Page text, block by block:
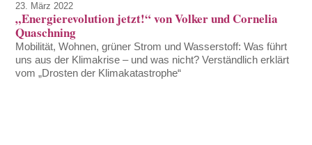
23. März 2022
„Energierevolution jetzt!“ von Volker und Cornelia
Quaschning
Mobilität, Wohnen, grüner Strom und Wasserstoff: Was führt
uns aus der Klimakrise – und was nicht? Verständlich erklärt
vom „Drosten der Klimakatastrophe“